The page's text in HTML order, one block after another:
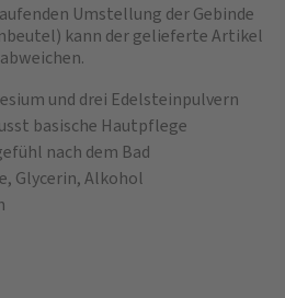
Umstellung der Gebinde
kann der gelieferte Artikel
und drei Edelsteinpulvern
basische Hautpflege
nach dem Bad
Glycerin, Alkohol